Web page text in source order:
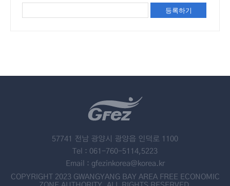
57741 전남 광양시 광양읍 인덕로 1100
Tel : 061-760-5114,5223
Email : gfezinkorea@korea.kr
COPYRIGHT 2023 GWANGYANG BAY AREA FREE ECONOMIC